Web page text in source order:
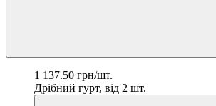
1 137.50 грн/шт.
Дрібний гурт, від 2 шт.